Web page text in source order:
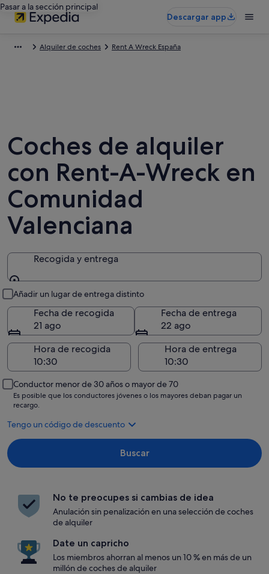
Pasar a la sección principal
Descargar app
Alquiler de coches Rent A Wreck España
Coches de alquiler
con Rent-A-Wreck en
Comunidad
Valenciana
Recogida y entrega
Añadir un lugar de entrega distinto
Fecha de recogida
21 ago
Fecha de entrega
22 ago
Hora de recogida
Hora de entrega
Conductor menor de 30 años o mayor de 70
Es posible que los conductores jóvenes o los mayores deban pagar un
recargo.
Tengo un código de descuento
Buscar
No te preocupes si cambias de idea
Anulación sin penalización en una selección de coches
de alquiler
Date un capricho
Los miembros ahorran al menos un 10 % en más de un
millón de coches de alquiler